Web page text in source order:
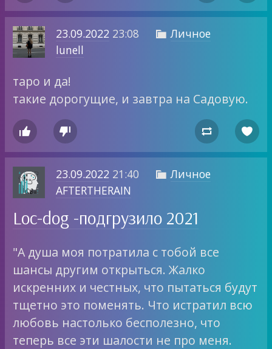
23.09.2022 23:08  Личное
lunell
таро и да!
такие дорогущие, и завтра на Садовую.
   
23.09.2022 21:40  Личное
AFTERTHERAIN
Loc-dog -подгрузило 2021
"А душа моя потратила с тобой все
шансы другим открыться. Жалко
искренних и честных, что пытаться будут
тщетно это поменять. Что истратил всю
любовь настолько бесполезно, что
теперь все эти шалости не про меня.